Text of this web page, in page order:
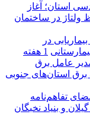
استان؛ آغاز
ولتاژ در ساختمان
در
1 هفته
عامل برق
برق استان‌های جنوبی
تفاهم‌نامه
و بنیاد نخبگان